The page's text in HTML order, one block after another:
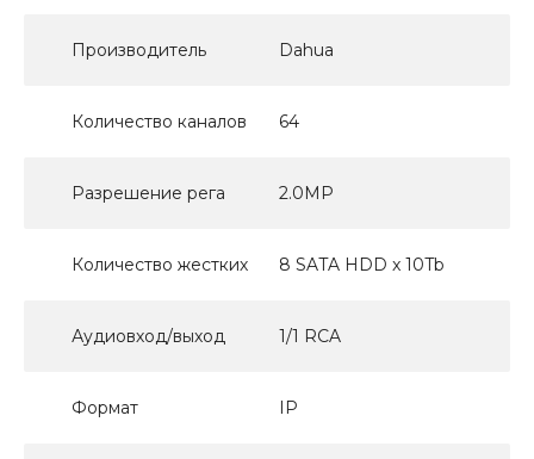
Производитель Dahua
Количество каналов 64
Разрешение рега 2.0MP
Количество жестких 8 SATA HDD x 10Tb
Аудиовход/выход 1/1 RCA
Формат IP